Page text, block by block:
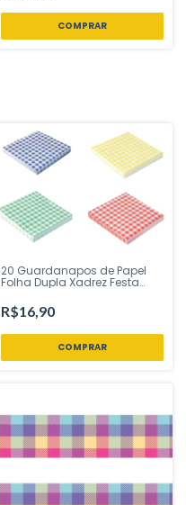
20 Guardanapos de Papel
Folha Dupla Xadrez Festa
Festas - Inspire sua Festa
Loja
R$16,90
COMPRAR